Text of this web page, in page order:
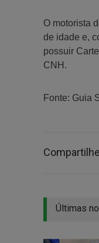
O motorista
de idade e,
possuir
CNH.
Fonte: Guia
Últimas